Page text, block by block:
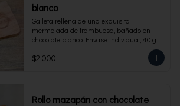
blanco
Galleta rellena de una exquisita
mermelada de frambuesa, bañado en
chocolate blanco. Envase individual, 40 g.
$2.000
Rollo mazapán con chocolate